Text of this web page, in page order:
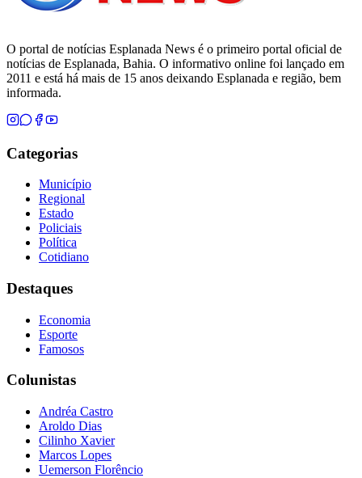
O portal de notícias Esplanada News é o primeiro portal oficial de
notícias de Esplanada, Bahia. O informativo online foi lançado em
2011 e está há mais de 15 anos deixando Esplanada e região, bem
informada.
Categorias
Município
Regional
Estado
Policiais
Política
Cotidiano
Destaques
Economia
Esporte
Famosos
Colunistas
Andréa Castro
Aroldo Dias
Cilinho Xavier
Marcos Lopes
Uemerson Florêncio